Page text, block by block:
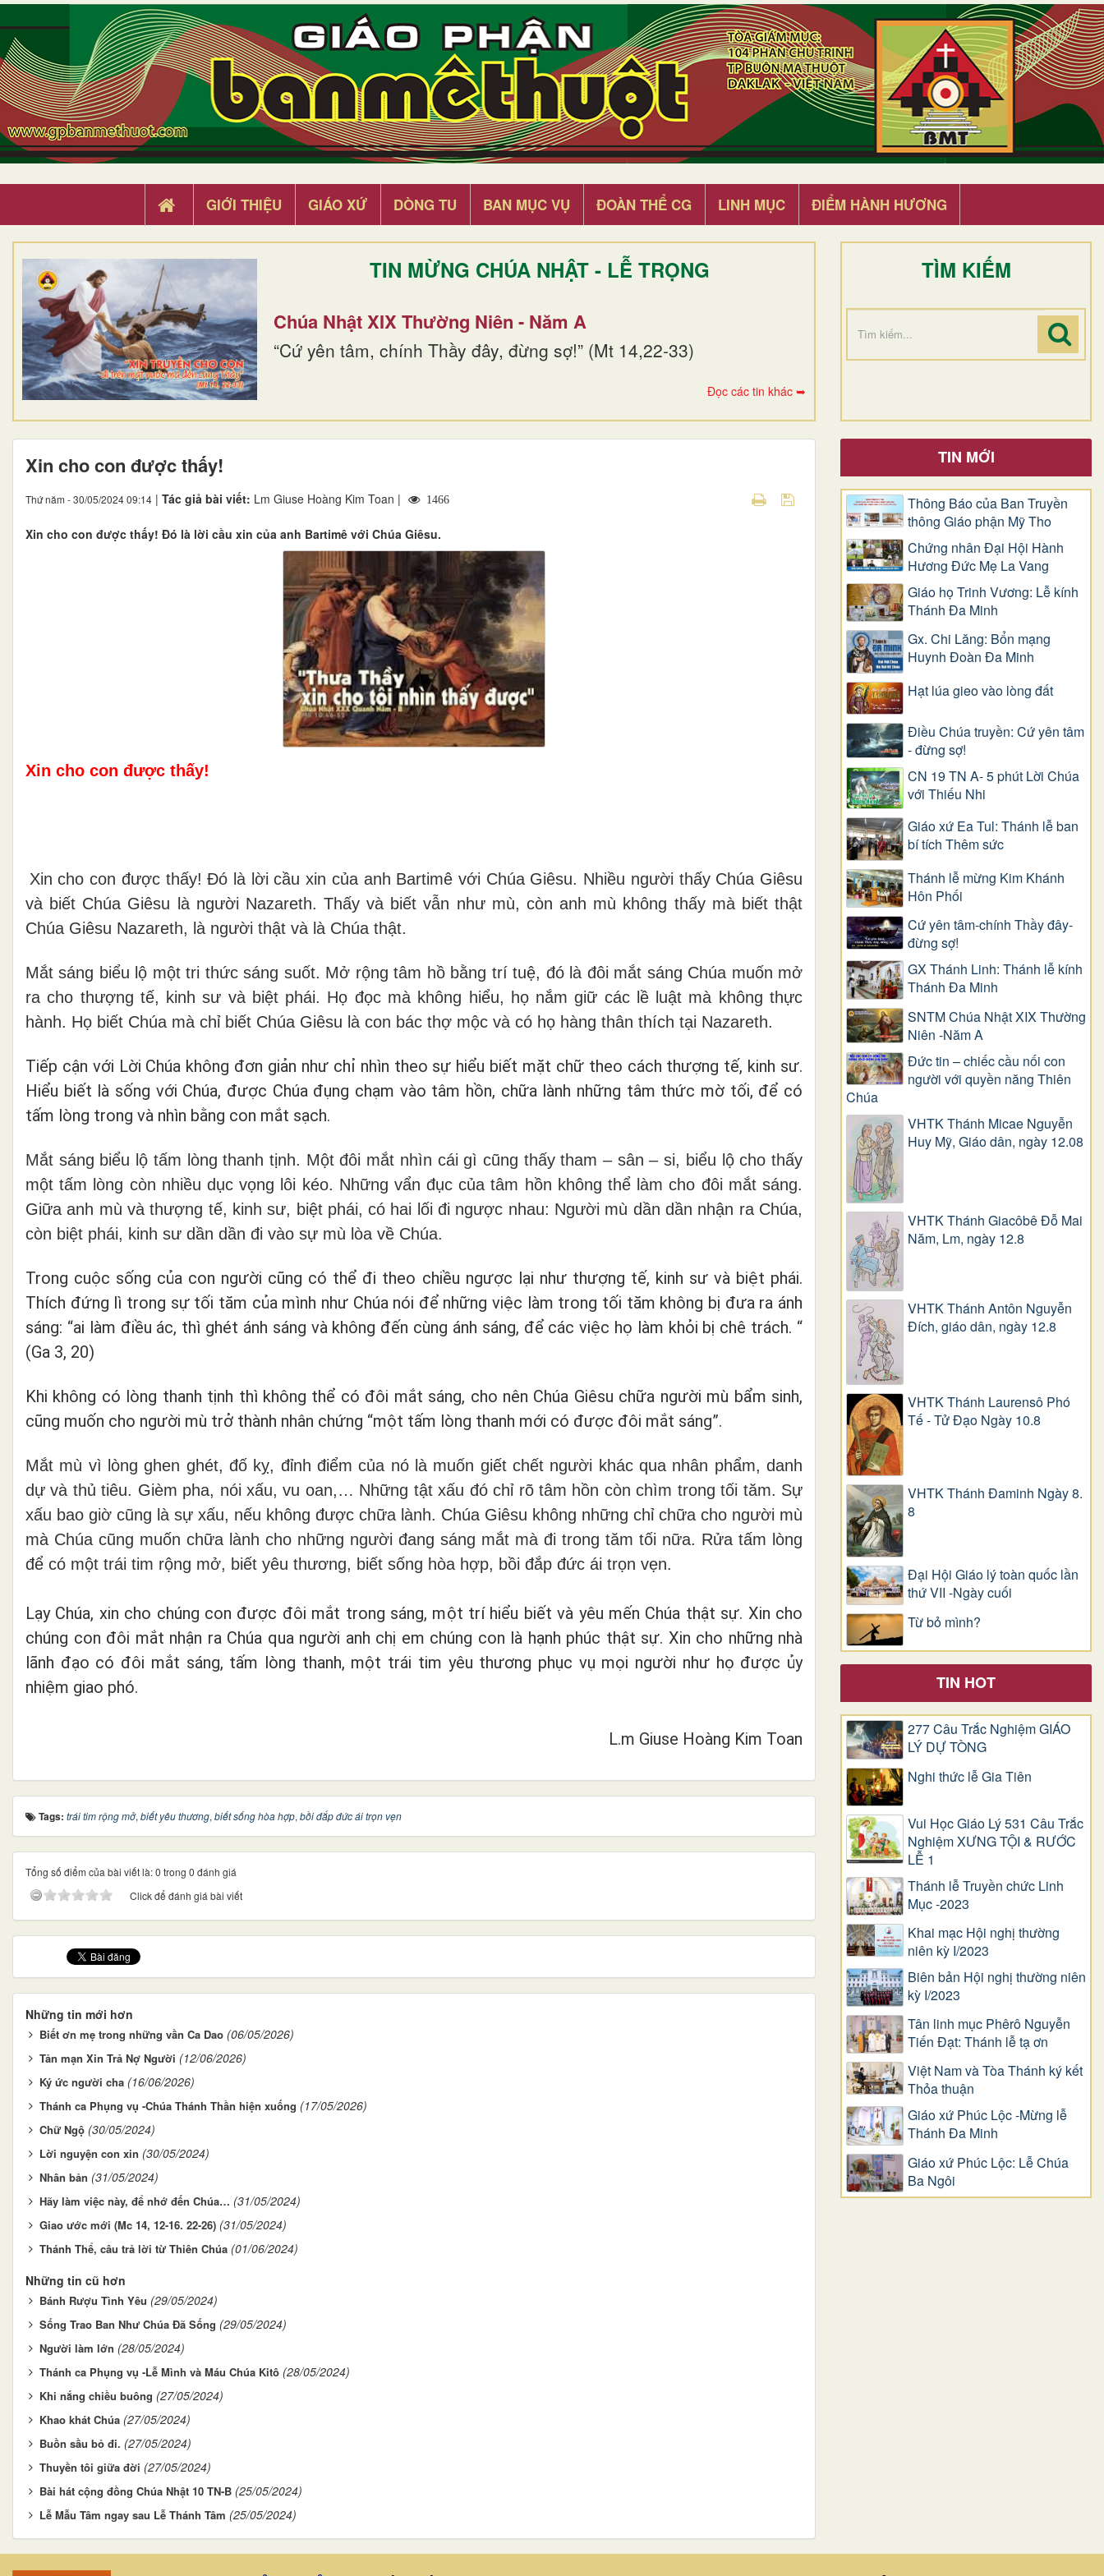
GIỚI THIỆU GIÁO XỨ DÒNG TU BAN MỤC VỤ ĐOÀN THỂ CG LINH MỤC ĐIỂM HÀNH HƯƠNG
TIN MỪNG CHÚA NHẬT - LỄ TRỌNG
Chúa Nhật XIX Thường Niên - Năm A
“Cứ yên tâm, chính Thầy đây, đừng sợ!” (Mt 14,22-33)
Đọc các tin khác ➥
TÌM KIẾM
Xin cho con được thấy!
Thứ năm - 30/05/2024 09:14 | Tác giả bài viết: Lm Giuse Hoàng Kim Toan | 1466
Xin cho con được thấy! Đó là lời cầu xin của anh Bartimê với Chúa Giêsu.
Xin cho con được thấy!
Xin cho con được thấy! Đó là lời cầu xin của anh Bartimê với Chúa Giêsu. Nhiều người thấy Chúa Giêsu
và biết Chúa Giêsu là người Nazareth. Thấy và biết vẫn như mù, còn anh mù không thấy mà biết thật
Chúa Giêsu Nazareth, là người thật và là Chúa thật.
Mắt sáng biểu lộ một tri thức sáng suốt. Mở rộng tâm hồ bằng trí tuệ, đó là đôi mắt sáng Chúa muốn mở
ra cho thượng tế, kinh sư và biệt phái. Họ đọc mà không hiểu, họ nắm giữ các lề luật mà không thực
hành. Họ biết Chúa mà chỉ biết Chúa Giêsu là con bác thợ mộc và có họ hàng thân thích tại Nazareth.
Tiếp cận với Lời Chúa không đơn giản như chỉ nhìn theo sự hiểu biết mặt chữ theo cách thượng tế, kinh sư.
Hiểu biết là sống với Chúa, được Chúa đụng chạm vào tâm hồn, chữa lành những tâm thức mờ tối, để có
tấm lòng trong và nhìn bằng con mắt sạch.
Mắt sáng biểu lộ tấm lòng thanh tịnh. Một đôi mắt nhìn cái gì cũng thấy tham – sân – si, biểu lộ cho thấy
một tấm lòng còn nhiều dục vọng lôi kéo. Những vẩn đục của tâm hồn không thể làm cho đôi mắt sáng.
Giữa anh mù và thượng tế, kinh sư, biệt phái, có hai lối đi ngược nhau: Người mù dần dần nhận ra Chúa,
còn biệt phái, kinh sư dần dần đi vào sự mù lòa về Chúa.
Trong cuộc sống của con người cũng có thể đi theo chiều ngược lại như thượng tế, kinh sư và biệt phái.
Thích đứng lì trong sự tối tăm của mình như Chúa nói để những việc làm trong tối tăm không bị đưa ra ánh
sáng: “ai làm điều ác, thì ghét ánh sáng và không đến cùng ánh sáng, để các việc họ làm khỏi bị chê trách. “
(Ga 3, 20)
Khi không có lòng thanh tịnh thì không thể có đôi mắt sáng, cho nên Chúa Giêsu chữa người mù bẩm sinh,
cũng muốn cho người mù trở thành nhân chứng “một tấm lòng thanh mới có được đôi mắt sáng”.
Mắt mù vì lòng ghen ghét, đố kỵ, đỉnh điểm của nó là muốn giết chết người khác qua nhân phẩm, danh
dự và thủ tiêu. Gièm pha, nói xấu, vu oan,… Những tật xấu đó chỉ rõ tâm hồn còn chìm trong tối tăm. Sự
xấu bao giờ cũng là sự xấu, nếu không được chữa lành. Chúa Giêsu không những chỉ chữa cho người mù
mà Chúa cũng muốn chữa lành cho những người đang sáng mắt mà đi trong tăm tối nữa. Rửa tấm lòng
để có một trái tim rộng mở, biết yêu thương, biết sống hòa hợp, bồi đắp đức ái trọn vẹn.
Lạy Chúa, xin cho chúng con được đôi mắt trong sáng, một trí hiểu biết và yêu mến Chúa thật sự. Xin cho
chúng con đôi mắt nhận ra Chúa qua người anh chị em chúng con là hạnh phúc thật sự. Xin cho những nhà
lãnh đạo có đôi mắt sáng, tấm lòng thanh, một trái tim yêu thương phục vụ mọi người như họ được ủy
nhiệm giao phó.
L.m Giuse Hoàng Kim Toan
Tags: trái tim rộng mở, biết yêu thương, biết sống hòa hợp, bồi đắp đức ái trọn vẹn
Tổng số điểm của bài viết là: 0 trong 0 đánh giá
Click để đánh giá bài viết
Những tin mới hơn
Biết ơn mẹ trong những vần Ca Dao (06/05/2026)
Tản mạn Xin Trả Nợ Người (12/06/2026)
Ký ức người cha (16/06/2026)
Thánh ca Phụng vụ -Chúa Thánh Thần hiện xuống (17/05/2026)
Chữ Ngộ (30/05/2024)
Lời nguyện con xin (30/05/2024)
Nhân bản (31/05/2024)
Hãy làm việc này, để nhớ đến Chúa… (31/05/2024)
Giao ước mới (Mc 14, 12-16. 22-26) (31/05/2024)
Thánh Thể, câu trả lời từ Thiên Chúa (01/06/2024)
Những tin cũ hơn
Bánh Rượu Tình Yêu (29/05/2024)
Sống Trao Ban Như Chúa Đã Sống (29/05/2024)
Người làm lớn (28/05/2024)
Thánh ca Phụng vụ -Lễ Mình và Máu Chúa Kitô (28/05/2024)
Khi nắng chiều buông (27/05/2024)
Khao khát Chúa (27/05/2024)
Buồn sầu bỏ đi. (27/05/2024)
Thuyền tôi giữa đời (27/05/2024)
Bài hát cộng đồng Chúa Nhật 10 TN-B (25/05/2024)
Lễ Mẫu Tâm ngay sau Lễ Thánh Tâm (25/05/2024)
TIN MỚI
Thông Báo của Ban Truyền
thông Giáo phận Mỹ Tho
Chứng nhân Đại Hội Hành
Hương Đức Mẹ La Vang
Giáo họ Trinh Vương: Lễ kính
Thánh Đa Minh
Gx. Chi Lăng: Bổn mạng
Huynh Đoàn Đa Minh
Hạt lúa gieo vào lòng đất
Điều Chúa truyền: Cứ yên tâm
- đừng sợ!
CN 19 TN A- 5 phút Lời Chúa
với Thiếu Nhi
Giáo xứ Ea Tul: Thánh lễ ban
bí tích Thêm sức
Thánh lễ mừng Kim Khánh
Hôn Phối
Cứ yên tâm-chính Thầy đây-
đừng sợ!
GX Thánh Linh: Thánh lễ kính
Thánh Đa Minh
SNTM Chúa Nhật XIX Thường
Niên -Năm A
Đức tin – chiếc cầu nối con
người với quyền năng Thiên
Chúa
VHTK Thánh Micae Nguyễn
Huy Mỹ, Giáo dân, ngày 12.08
VHTK Thánh Giacôbê Ðỗ Mai
Năm, Lm, ngày 12.8
VHTK Thánh Antôn Nguyễn
Ðích, giáo dân, ngày 12.8
VHTK Thánh Laurensô Phó
Tế - Tử Đạo Ngày 10.8
VHTK Thánh Đaminh Ngày 8.
8
Đại Hội Giáo lý toàn quốc lần
thứ VII -Ngày cuối
Từ bỏ mình?
TIN HOT
277 Câu Trắc Nghiệm GIÁO
LÝ DỰ TÒNG
Nghi thức lễ Gia Tiên
Vui Học Giáo Lý 531 Câu Trắc
Nghiệm XƯNG TỘI & RƯỚC
LỄ 1
Thánh lễ Truyền chức Linh
Mục -2023
Khai mạc Hội nghị thường
niên kỳ I/2023
Biên bản Hội nghị thường niên
kỳ I/2023
Tân linh mục Phêrô Nguyễn
Tiến Đạt: Thánh lễ tạ ơn
Việt Nam và Tòa Thánh ký kết
Thỏa thuận
Giáo xứ Phúc Lộc -Mừng lễ
Thánh Đa Minh
Giáo xứ Phúc Lộc: Lễ Chúa
Ba Ngôi